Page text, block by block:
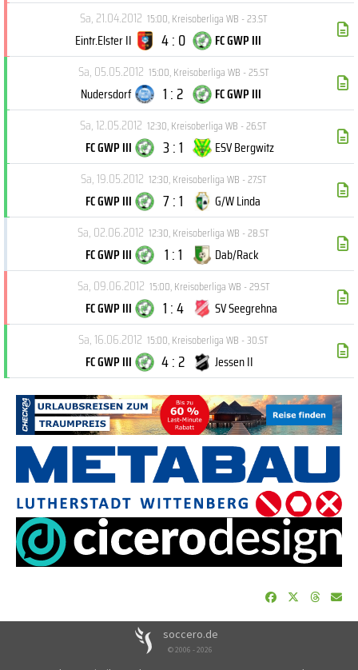
Sa, 21.04.2012 15:00,Kreisoberliga WB - 23.ST
Eintr.Elster II 4 : 0
FC GWP III
Sa, 05.05.2012 15:00,Kreisoberliga WB - 25.ST
Nudersdorf 1 : 2
FC GWP III
Sa, 12.05.2012 12:30,Kreisoberliga WB - 26.ST
FC GWP III 3 : 1
ESV Bergwitz
Sa, 19.05.2012 12:30,Kreisoberliga WB - 27.ST
FC GWP III 7 : 1
G/W Linda
Sa, 02.06.2012 12:30,Kreisoberliga WB - 28.ST
FC GWP III 1 : 1
Dab/Rack
Sa, 09.06.2012 15:00,Kreisoberliga WB - 29.ST
FC GWP III 1 : 4
SV Seegrehna
Sa, 16.06.2012 15:00,Kreisoberliga WB - 30.ST
FC GWP III 4 : 2 Jessen II
soccero.de
© 2006 - 2026